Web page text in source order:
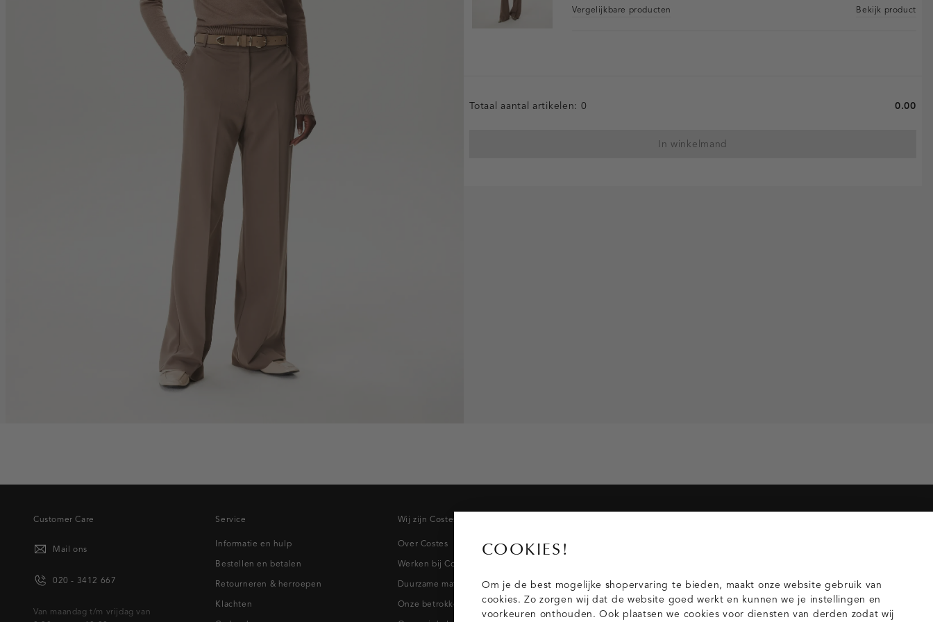
Vergelijkbare producten Bekijk product
Totaal aantal artikelen: 0 0.00
In winkelmand
Customer Care
Mail ons
020 - 3412 667
Van maandag t/m vrijdag van
Service
Informatie en hulp
Bestellen en betalen
Retourneren & herroepen
Klachten
Wij zijn Costes
Over Costes
Werken bij Costes
Duurzame materialen
Onze betrokkenheid
Blazers & gilets
Blouses
COOKIES!
Om je de best mogelijke shopervaring te bieden, maakt onze website gebruik van
cookies. Zo zorgen wij dat de website goed werkt en kunnen we je instellingen en
voorkeuren onthouden. Ook plaatsen we cookies voor diensten van derden zodat wij